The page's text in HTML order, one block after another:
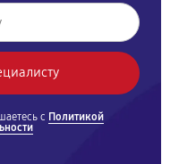
с Политикой